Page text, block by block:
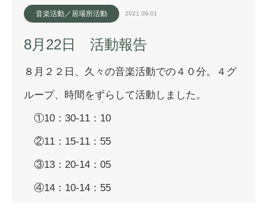
音楽活動／居場所活動 2021.09.01
8月22日 活動報告
８月２２日、久々の音楽活動での４０分。４グ
ループ、時間をずらして活動しました。
①10：30-11：10
②11：15-11：55
③13：20-14：05
④14：10-14：55